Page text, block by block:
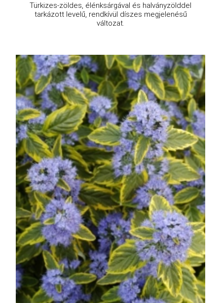
Türkizes-zöldes, élénksárgával és halványzölddel
tarkázott levelű, rendkívül díszes megjelenésű
változat.